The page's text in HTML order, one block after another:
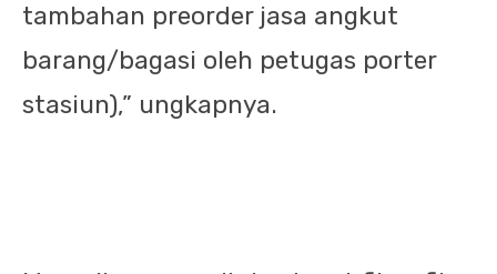
tambahan preorder jasa angkut
barang/bagasi oleh petugas porter
stasiun),” ungkapnya.